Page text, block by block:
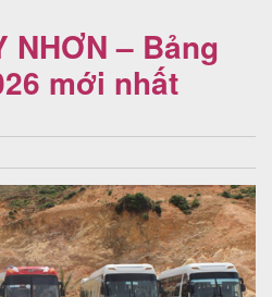
NHƠN – Bảng
mới nhất